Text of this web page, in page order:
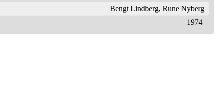
Bengt Lindberg, Rune Nyberg
1974